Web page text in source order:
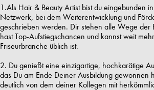
1.Als Hair & Beauty Artist bist du eingebunden
Netzwerk, bei dem Weiterentwicklung und
geschrieben werden. Dir stehen alle Wege der
hast Top-Aufstiegschancen und kannst weit
Friseurbranche üblich ist.
2. Du genießt eine einzigartige, hochkarätige
das Du am Ende Deiner Ausbildung gewonnen
deutlich von dem deiner Kollegen mit